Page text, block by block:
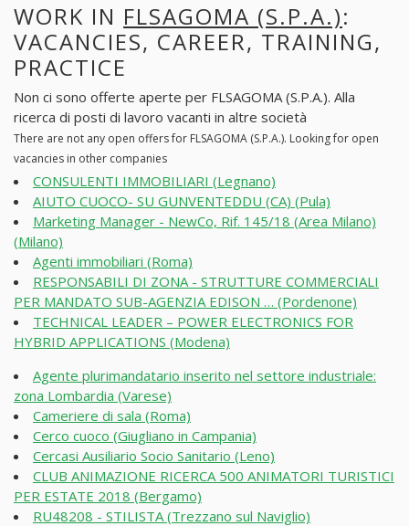
WORK IN FLSAGOMA (S.P.A.):
VACANCIES, CAREER, TRAINING,
PRACTICE
Non ci sono offerte aperte per FLSAGOMA (S.P.A.). Alla
ricerca di posti di lavoro vacanti in altre società
There are not any open offers for FLSAGOMA (S.P.A.). Looking for open
vacancies in other companies
CONSULENTI IMMOBILIARI (Legnano)
AIUTO CUOCO- SU GUNVENTEDDU (CA) (Pula)
Marketing Manager - NewCo, Rif. 145/18 (Area Milano)
(Milano)
Agenti immobiliari (Roma)
RESPONSABILI DI ZONA - STRUTTURE COMMERCIALI
PER MANDATO SUB-AGENZIA EDISON … (Pordenone)
TECHNICAL LEADER – POWER ELECTRONICS FOR
HYBRID APPLICATIONS (Modena)
Agente plurimandatario inserito nel settore industriale:
zona Lombardia (Varese)
Cameriere di sala (Roma)
Cerco cuoco (Giugliano in Campania)
Cercasi Ausiliario Socio Sanitario (Leno)
CLUB ANIMAZIONE RICERCA 500 ANIMATORI TURISTICI
PER ESTATE 2018 (Bergamo)
RU48208 - STILISTA (Trezzano sul Naviglio)